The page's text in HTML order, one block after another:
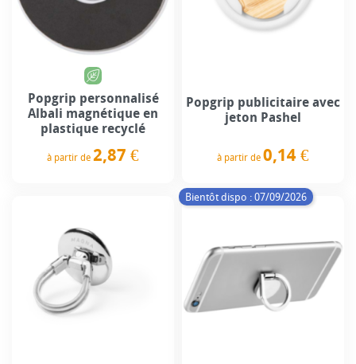
Popgrip personnalisé
Albali magnétique en
plastique recyclé
à partir de 2,87 €
Popgrip publicitaire avec
jeton Pashel
à partir de 0,14 €
Bientôt dispo : 07/09/2026